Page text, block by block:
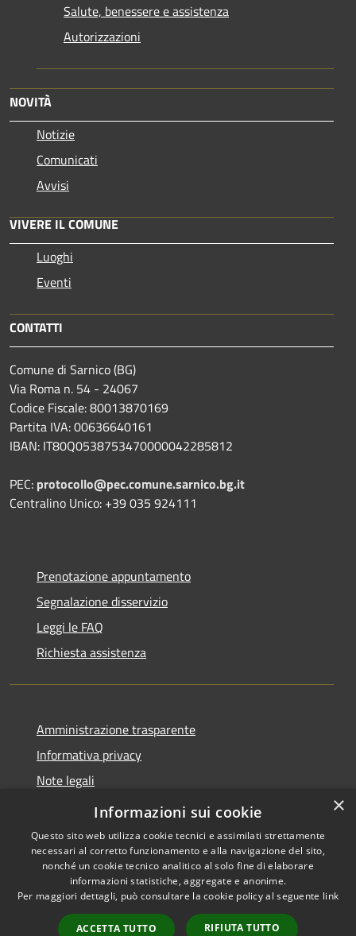
Salute, benessere e assistenza
Autorizzazioni
NOVITÀ
Notizie
Comunicati
Avvisi
VIVERE IL COMUNE
Luoghi
Eventi
CONTATTI
Comune di Sarnico (BG)
Via Roma n. 54 - 24067
Codice Fiscale: 80013870169
Partita IVA: 00636640161
IBAN: IT80Q0538753470000042285812
PEC: protocollo@pec.comune.sarnico.bg.it
Centralino Unico: +39 035 924111
Prenotazione appuntamento
Segnalazione disservizio
Leggi le FAQ
Richiesta assistenza
Amministrazione trasparente
Informativa privacy
Note legali
Dichiarazione di accessibilità
Accessibilità
Copyright © 2026 • Comune di
Sarnico • Powered by
Municipium•
Accesso
×
Informazioni sui cookie
Questo sito web utilizza cookie tecnici e assimilati strettamente
necessari al corretto funzionamento e alla navigazione del sito,
nonché un cookie tecnico analitico al solo fine di elaborare
informazioni statistiche, aggregate e anonime.
Per maggiori dettagli, può consultare la cookie policy al seguente link
ACCETTA TUTTO RIFIUTA TUTTO